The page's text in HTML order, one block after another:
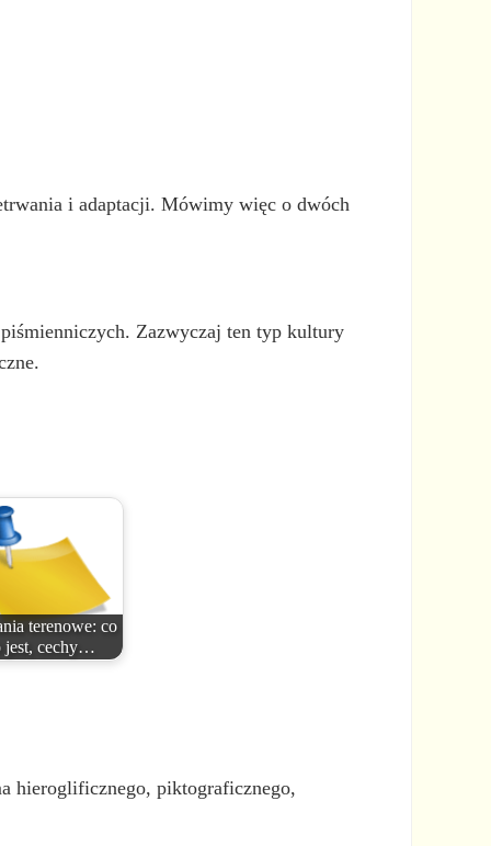
i adaptacji. Mówimy więc o dwóch
Zazwyczaj ten typ kultury
terenowe: co
jest, cechy…
hieroglificznego, piktograficznego,